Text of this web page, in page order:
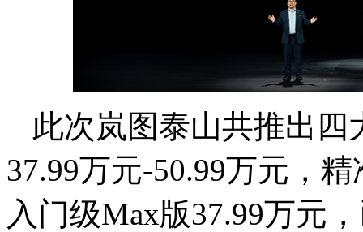
此次岚图泰山共推出
37.99万元-50.99万元，
入门级Max版37.99万元